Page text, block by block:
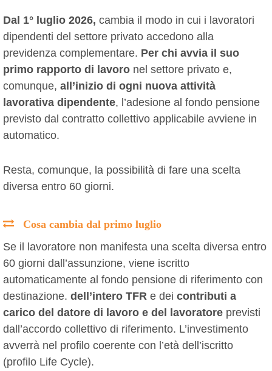
Dal 1° luglio 2026, cambia il modo in cui i lavoratori
dipendenti del settore privato accedono alla
previdenza complementare. Per chi avvia il suo
primo rapporto di lavoro nel settore privato e,
comunque, all’inizio di ogni nuova attività
lavorativa dipendente, l’adesione al fondo pensione
previsto dal contratto collettivo applicabile avviene in
automatico.
Resta, comunque, la possibilità di fare una scelta
diversa entro 60 giorni.
Cosa cambia dal primo luglio
Se il lavoratore non manifesta una scelta diversa entro
60 giorni dall’assunzione, viene iscritto
automaticamente al fondo pensione di riferimento con
destinazione. dell’intero TFR e dei contributi a
carico del datore di lavoro e del lavoratore previsti
dall’accordo collettivo di riferimento. L’investimento
avverrà nel profilo coerente con l’età dell’iscritto
(profilo Life Cycle).